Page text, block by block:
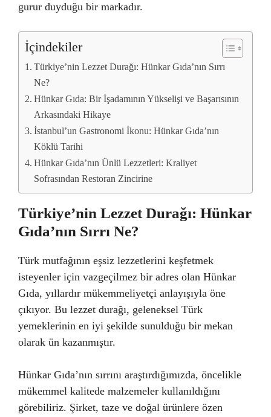
gurur duyduğu bir markadır.
İçindekiler
Türkiye’nin Lezzet Durağı: Hünkar Gıda’nın Sırrı
Ne?
Hünkar Gıda: Bir İşadamının Yükselişi ve Başarısının
Arkasındaki Hikaye
İstanbul’un Gastronomi İkonu: Hünkar Gıda’nın
Köklü Tarihi
Hünkar Gıda’nın Ünlü Lezzetleri: Kraliyet
Sofrasından Restoran Zincirine
Türkiye’nin Lezzet Durağı: Hünkar
Gıda’nın Sırrı Ne?
Türk mutfağının eşsiz lezzetlerini keşfetmek
isteyenler için vazgeçilmez bir adres olan Hünkar
Gıda, yıllardır mükemmeliyetçi anlayışıyla öne
çıkıyor. Bu lezzet durağı, geleneksel Türk
yemeklerinin en iyi şekilde sunulduğu bir mekan
olarak ün kazanmıştır.
Hünkar Gıda’nın sırrını araştırdığımızda, öncelikle
mükemmel kalitede malzemeler kullanıldığını
görebiliriz. Şirket, taze ve doğal ürünlere özen